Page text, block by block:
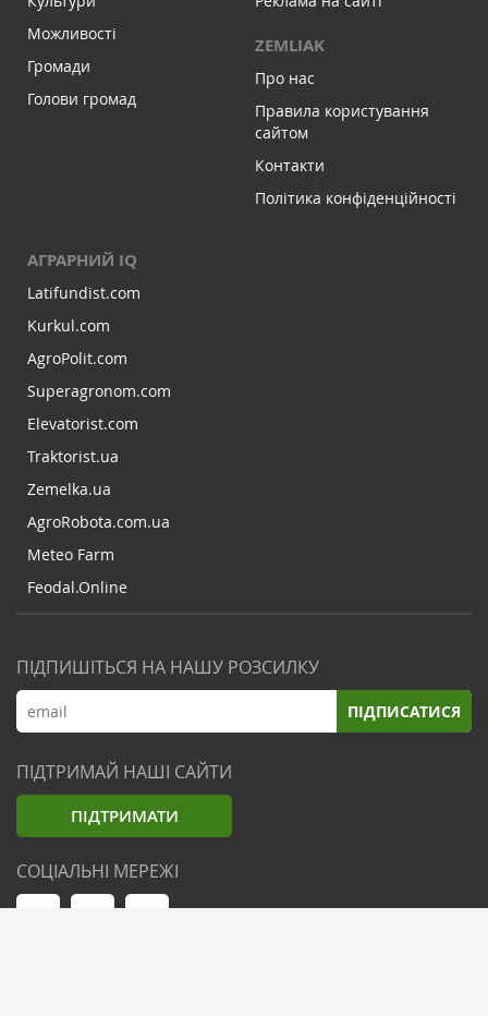
Можливості
Громади
Голови громад
ZEMLIAK
Про нас
Правила користування
сайтом
Контакти
Політика конфіденційності
АГРАРНИЙ IQ
Latifundist.com
Kurkul.com
AgroPolit.com
Superagronom.com
Elevatorist.com
Traktorist.ua
Zemelka.ua
AgroRobota.com.ua
Meteo Farm
Feodal.Online
ПІДПИШІТЬСЯ НА НАШУ РОЗСИЛКУ
ПІДПИСАТИСЯ
ПІДТРИМАЙ НАШІ САЙТИ
ПІДТРИМАТИ
СОЦІАЛЬНІ МЕРЕЖІ